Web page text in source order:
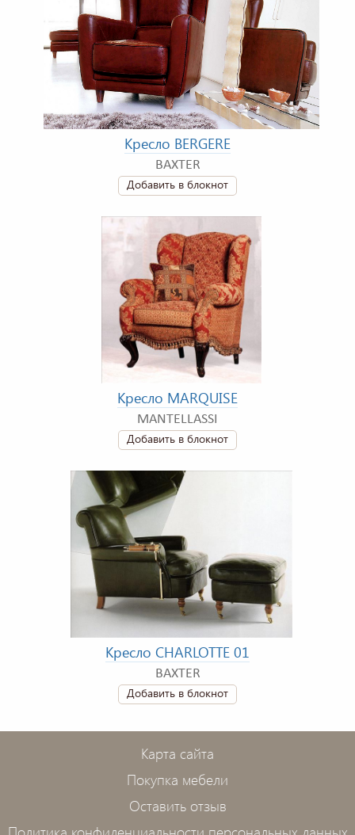
Кресло BERGERE
BAXTER
Добавить в блокнот
Кресло MARQUISE
MANTELLASSI
Добавить в блокнот
Кресло CHARLOTTE 01
BAXTER
Добавить в блокнот
Карта сайта
Покупка мебели
Оставить отзыв